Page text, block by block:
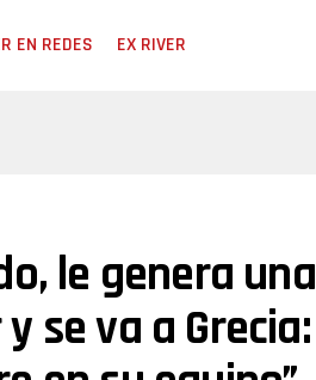
EN REDES EX RIVER
le genera una
se va a Grecia: